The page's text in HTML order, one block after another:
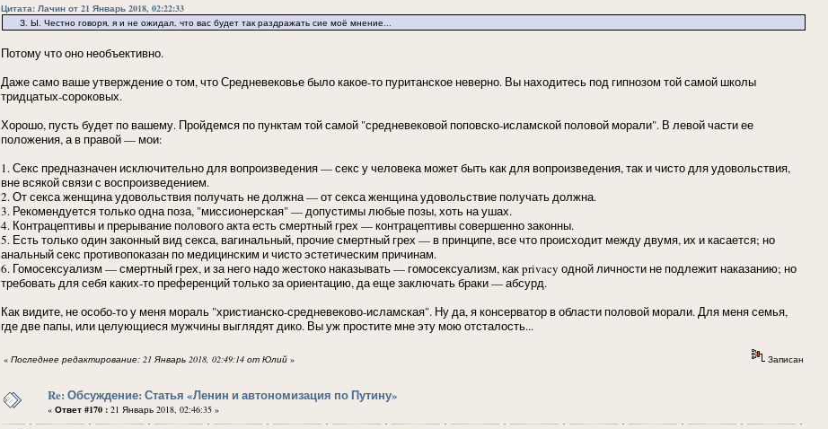
Цитата: Лачин от 21 Январь 2018, 02:22:33
З. Ы. Честно говоря, я и не ожидал, что вас будет так раздражать сие моё мнение...
Потому что оно необъективно.
Даже само ваше утверждение о том, что Средневековье было какое-то пуританское неверно. Вы находитесь под гипнозом той самой школы
тридцатых-сороковых.
Хорошо, пусть будет по вашему. Пройдемся по пунктам той самой "средневековой поповско-исламской половой морали". В левой части ее
положения, а в правой — мои:
1. Секс предназначен исключительно для вопроизведения — секс у человека может быть как для вопроизведения, так и чисто для удовольствия,
вне всякой связи с воспроизведением.
2. От секса женщина удовольствия получать не должна — от секса женщина удовольствие получать должна.
3. Рекомендуется только одна поза, "миссионерская" — допустимы любые позы, хоть на ушах.
4. Контрацептивы и прерывание полового акта есть смертный грех — контрацептивы совершенно законны.
5. Есть только один законный вид секса, вагинальный, прочие смертный грех — в принципе, все что происходит между двумя, их и касается; но
анальный секс противопоказан по медицинским и чисто эстетическим причинам.
6. Гомосексуализм — смертный грех, и за него надо жестоко наказывать — гомосексуализм, как privacy одной личности не подлежит наказанию; но
требовать для себя каких-то преференций только за ориентацию, да еще заключать браки — абсурд.
Как видите, не особо-то у меня мораль "христианско-средневеково-исламская". Ну да, я консерватор в области половой морали. Для меня семья,
где две папы, или целующиеся мужчины выглядят дико. Вы уж простите мне эту мою отсталость...
« Последнее редактирование: 21 Январь 2018, 02:49:14 от Юлий » Записан
Re: Обсуждение: Статья «Ленин и автономизация по Путину»
« Ответ #170 : 21 Январь 2018, 02:46:35 »